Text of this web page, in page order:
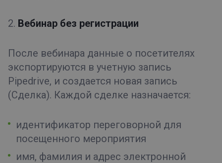
2. Вебинар без регистрации
После вебинара данные о посетителях
экспортируются в учетную запись
Pipedrive, и создается новая запись
(Сделка). Каждой сделке назначается:
идентификатор переговорной для
посещенного мероприятия
имя, фамилия и адрес электронной